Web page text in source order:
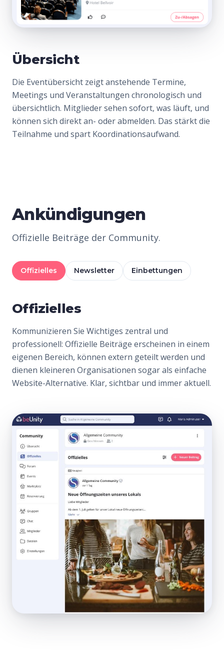
Übersicht
Die Eventübersicht zeigt anstehende Termine,
Meetings und Veranstaltungen chronologisch und
übersichtlich. Mitglieder sehen sofort, was läuft, und
können sich direkt an- oder abmelden. Das stärkt die
Teilnahme und spart Koordinationsaufwand.
Ankündigungen
Offizielle Beiträge der Community.
Offizielles Newsletter Einbettungen
Offizielles
Kommunizieren Sie Wichtiges zentral und
professionell: Offizielle Beiträge erscheinen in einem
eigenen Bereich, können extern geteilt werden und
dienen kleineren Organisationen sogar als einfache
Website-Alternative. Klar, sichtbar und immer aktuell.